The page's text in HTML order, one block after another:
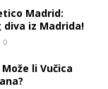
Madrid:
iz Madrida!
0
Može li Vučica